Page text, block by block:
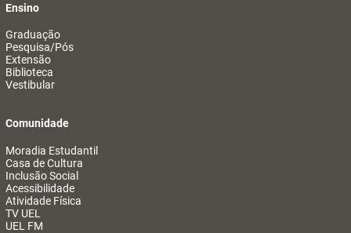
Ensino
Graduação
Pesquisa/Pós
Extensão
Biblioteca
Vestibular
Comunidade
Moradia Estudantil
Casa de Cultura
Inclusão Social
Acessibilidade
Atividade Física
TV UEL
UEL FM